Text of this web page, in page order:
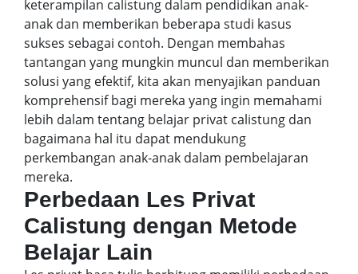
keterampilan calistung dalam pendidikan anak-
anak dan memberikan beberapa studi kasus
sukses sebagai contoh. Dengan membahas
tantangan yang mungkin muncul dan memberikan
solusi yang efektif, kita akan menyajikan panduan
komprehensif bagi mereka yang ingin memahami
lebih dalam tentang belajar privat calistung dan
bagaimana hal itu dapat mendukung
perkembangan anak-anak dalam pembelajaran
mereka.
Perbedaan Les Privat
Calistung dengan Metode
Belajar Lain